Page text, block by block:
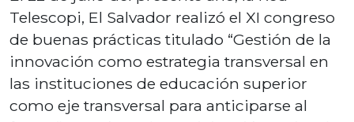
Telescopi, El Salvador realizó el XI congreso
de buenas prácticas titulado “Gestión de la
innovación como estrategia transversal en
las instituciones de educación superior
como eje transversal para anticiparse al